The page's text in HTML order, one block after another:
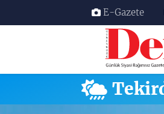
E-Gazete
Nöbetçi Eczaneler
Hava Durumu
Trafik Durumu